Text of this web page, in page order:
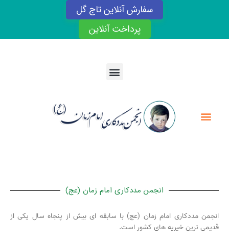
سفارش آنلاین تاج گل
پرداخت آنلاین
Menu
انجمن مددکاری امام زمان (عج)
انجمن مددکاری امام زمان (عج) با سابقه ای بیش از پنجاه سال یکی از
قدیمی ترین خیریه های کشور است.